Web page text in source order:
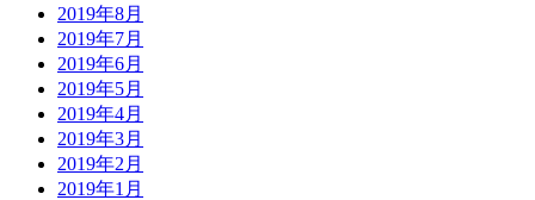
2019年8月
2019年7月
2019年6月
2019年5月
2019年4月
2019年3月
2019年2月
2019年1月